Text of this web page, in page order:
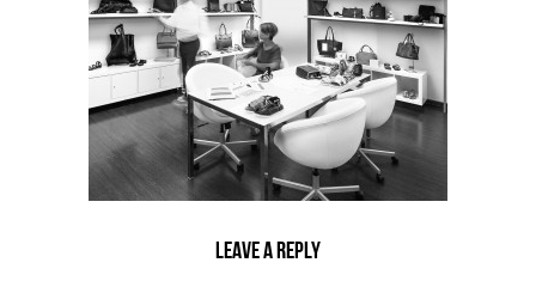
Leave a reply